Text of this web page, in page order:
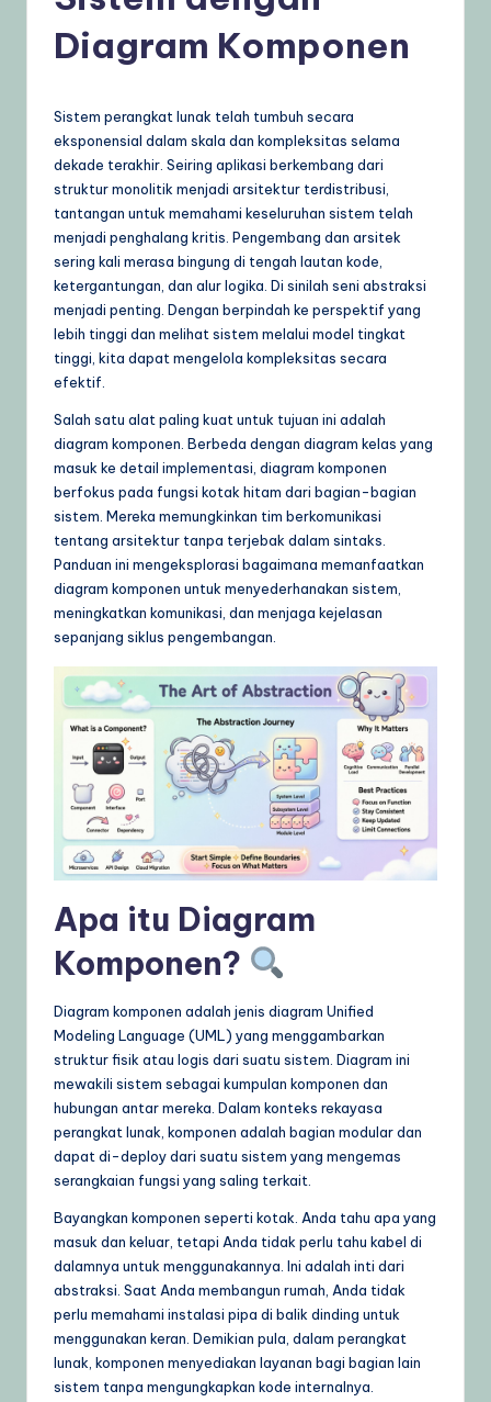
–
A
K
o
w
d
T
U
p
d
Diagram Komponen
Sistem perangkat lunak telah tumbuh secara
eksponensial dalam skala dan kompleksitas selama
dekade terakhir. Seiring aplikasi berkembang dari
struktur monolitik menjadi arsitektur terdistribusi,
tantangan untuk memahami keseluruhan sistem telah
menjadi penghalang kritis. Pengembang dan arsitek
sering kali merasa bingung di tengah lautan kode,
ketergantungan, dan alur logika. Di sinilah seni abstraksi
menjadi penting. Dengan berpindah ke perspektif yang
lebih tinggi dan melihat sistem melalui model tingkat
tinggi, kita dapat mengelola kompleksitas secara
efektif.
Salah satu alat paling kuat untuk tujuan ini adalah
diagram komponen. Berbeda dengan diagram kelas yang
masuk ke detail implementasi, diagram komponen
berfokus pada fungsi kotak hitam dari bagian-bagian
sistem. Mereka memungkinkan tim berkomunikasi
tentang arsitektur tanpa terjebak dalam sintaks.
Panduan ini mengeksplorasi bagaimana memanfaatkan
diagram komponen untuk menyederhanakan sistem,
meningkatkan komunikasi, dan menjaga kejelasan
sepanjang siklus pengembangan.
Apa itu Diagram
Komponen?
Diagram komponen adalah jenis diagram Unified
Modeling Language (UML) yang menggambarkan
struktur fisik atau logis dari suatu sistem. Diagram ini
mewakili sistem sebagai kumpulan komponen dan
hubungan antar mereka. Dalam konteks rekayasa
perangkat lunak, komponen adalah bagian modular dan
dapat di-deploy dari suatu sistem yang mengemas
serangkaian fungsi yang saling terkait.
Bayangkan komponen seperti kotak. Anda tahu apa yang
masuk dan keluar, tetapi Anda tidak perlu tahu kabel di
dalamnya untuk menggunakannya. Ini adalah inti dari
abstraksi. Saat Anda membangun rumah, Anda tidak
perlu memahami instalasi pipa di balik dinding untuk
menggunakan keran. Demikian pula, dalam perangkat
lunak, komponen menyediakan layanan bagi bagian lain
sistem tanpa mengungkapkan kode internalnya.